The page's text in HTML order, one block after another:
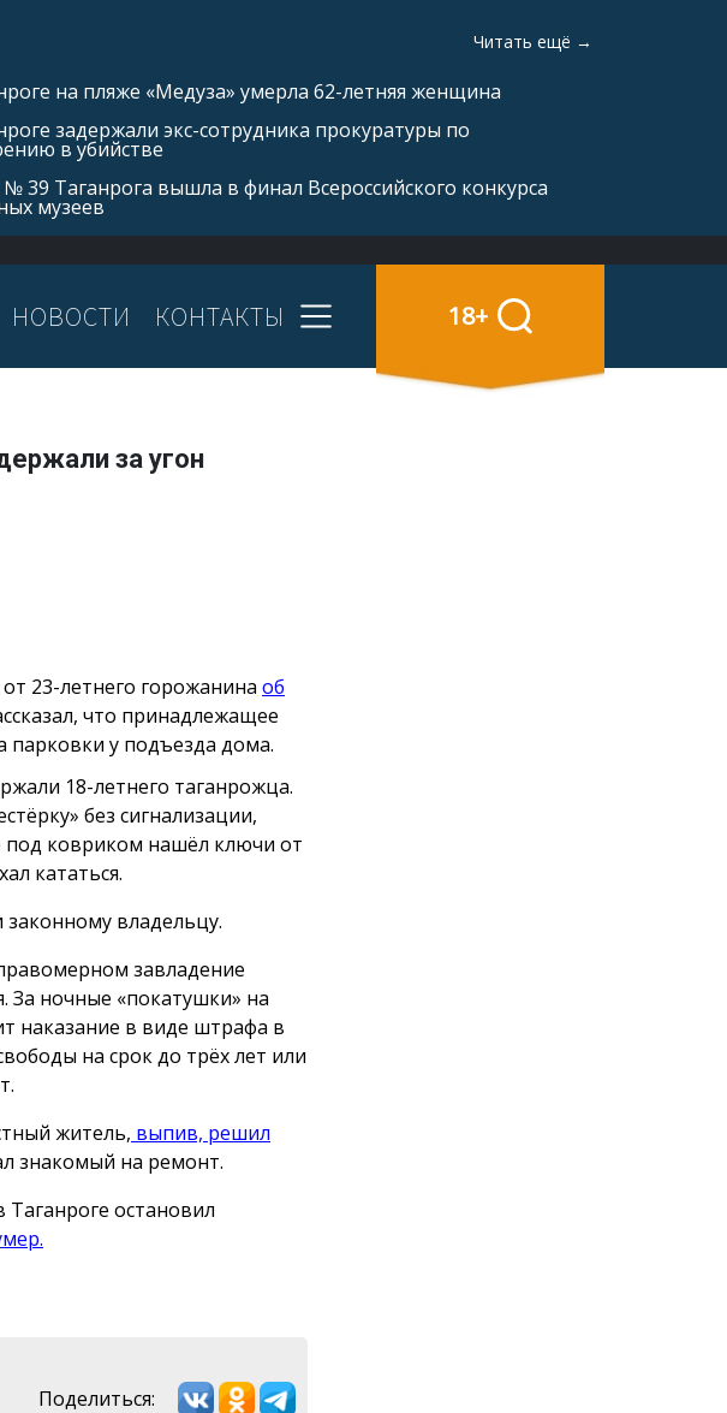
Читать ещё →
на пляже «Медуза» умерла 62-летняя женщина
задержали экс-сотрудника прокуратуры по
в убийстве
39 Таганрога вышла в финал Всероссийского конкурса
музеев
НОВОСТИ КОНТАКТЫ 18+
за угон
23-летнего горожанина об
что принадлежащее
парковки у подъезда дома.
18-летнего таганрожца.
без сигнализации,
под ковриком нашёл ключи от
кататься.
владельцу.
завладение
За ночные «покатушки» на
наказание в виде штрафа в
на срок до трёх лет или
житель, выпив, решил
знакомый на ремонт.
остановил
Поделиться: